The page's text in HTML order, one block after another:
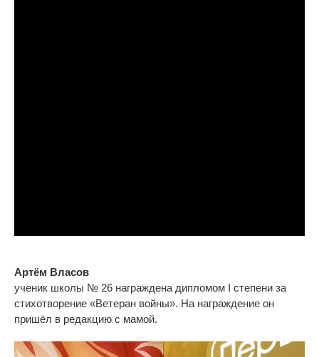
Артём Власов
ученик школы № 26 награждена дипломом I степени за
стихотворение «Ветеран войны». На награждение он
пришёл в редакцию с мамой.